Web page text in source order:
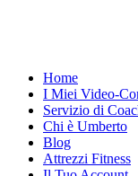
Home
I Miei Video-
Servizio di
Chi è Umberto
Blog
Attrezzi Fitness